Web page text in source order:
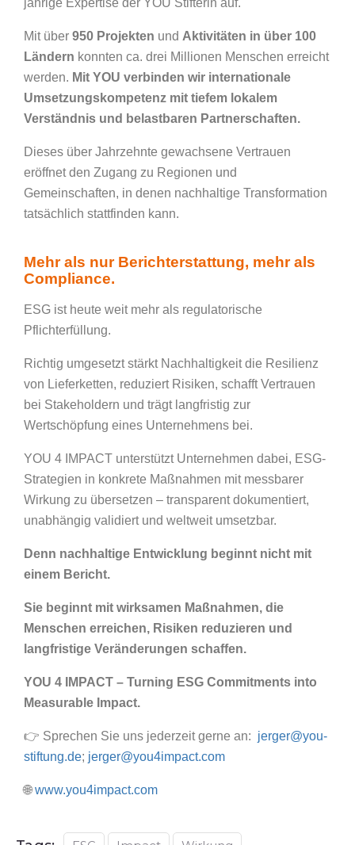
jährige Expertise der YOU Stifterin auf.
Mit über 950 Projekten und Aktivitäten in über 100
Ländern konnten ca. drei Millionen Menschen erreicht
werden. Mit YOU verbinden wir internationale
Umsetzungskompetenz mit tiefem lokalem
Verständnis und belastbaren Partnerschaften.
Dieses über Jahrzehnte gewachsene Vertrauen
eröffnet den Zugang zu Regionen und
Gemeinschaften, in denen nachhaltige Transformation
tatsächlich stattfinden kann.
Mehr als nur Berichterstattung, mehr als
Compliance.
ESG ist heute weit mehr als regulatorische
Pflichterfüllung.
Richtig umgesetzt stärkt Nachhaltigkeit die Resilienz
von Lieferketten, reduziert Risiken, schafft Vertrauen
bei Stakeholdern und trägt langfristig zur
Wertschöpfung eines Unternehmens bei.
YOU 4 IMPACT unterstützt Unternehmen dabei, ESG-
Strategien in konkrete Maßnahmen mit messbarer
Wirkung zu übersetzen – transparent dokumentiert,
unabhängig validiert und weltweit umsetzbar.
Denn nachhaltige Entwicklung beginnt nicht mit
einem Bericht.
Sie beginnt mit wirksamen Maßnahmen, die
Menschen erreichen, Risiken reduzieren und
langfristige Veränderungen schaffen.
YOU 4 IMPACT – Turning ESG Commitments into
Measurable Impact.
👉 Sprechen Sie uns jederzeit gerne an: jerger@you-
stiftung.de; jerger@you4impact.com
🌐www.you4impact.com